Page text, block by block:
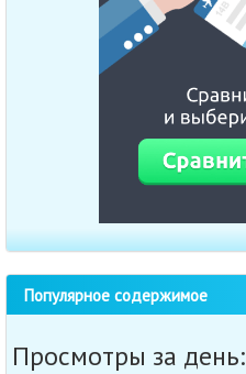
Популярное содержимое
Просмотры за день: